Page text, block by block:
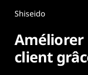
Shiseido
Améliorer
client